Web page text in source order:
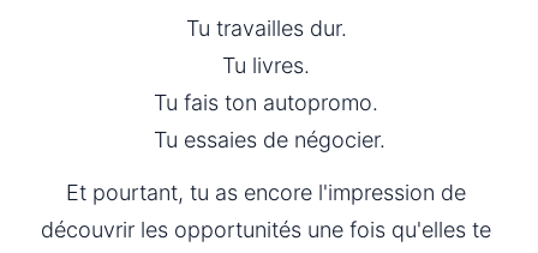
Tu travailles dur.
Tu livres.
Tu fais ton autopromo.
Tu essaies de négocier.
Et pourtant, tu as encore l'impression de
découvrir les opportunités une fois qu'elles te